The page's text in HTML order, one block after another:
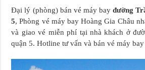
Đại lý (phòng) bán vé máy bayđường
5, Phòng vé máy bay Hoàng Gia Châu
và giao vé miễn phí tại nhà khách ở
quận 5. Hotline tư vấn và bán vé máy